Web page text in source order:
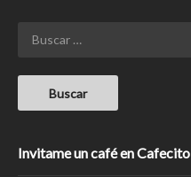
Invitame un café en Cafecito